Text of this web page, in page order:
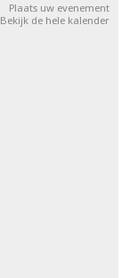
Plaats uw evenement
Bekijk de hele kalender